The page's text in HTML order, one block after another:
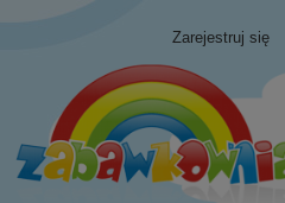
Zarejestruj się